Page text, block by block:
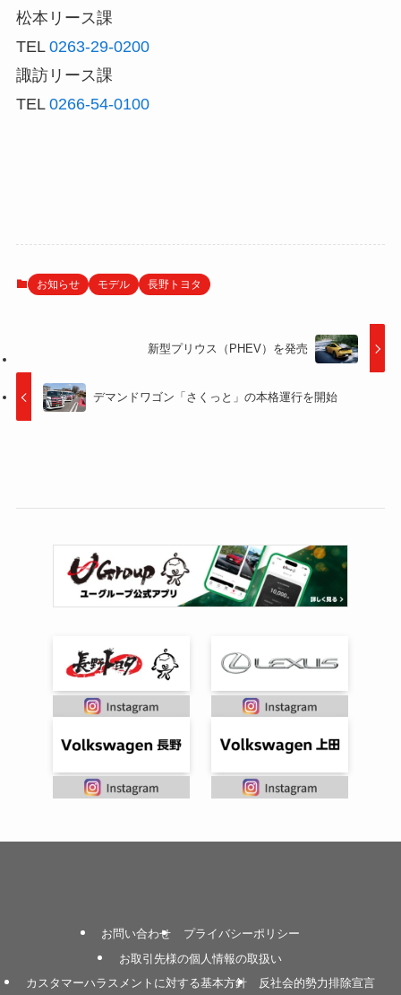
松本リース課
TEL 0263-29-0200
諏訪リース課
TEL 0266-54-0100
お知らせ モデル 長野トヨタ
新型プリウス（PHEV）を発売
デマンドワゴン「さくっと」の本格運行を開始
お問い合わせ
プライバシーポリシー
お取引先様の個人情報の取扱い
カスタマーハラスメントに対する基本方針
反社会的勢力排除宣言